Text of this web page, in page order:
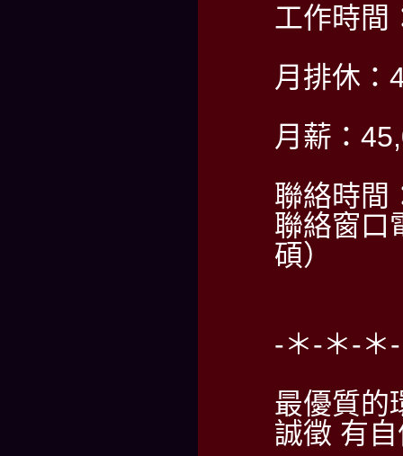
工作時間
月排休：
月薪：
聯絡時間
聯絡窗口
碩）
-＊-＊-＊
最優質的
誠徵 有